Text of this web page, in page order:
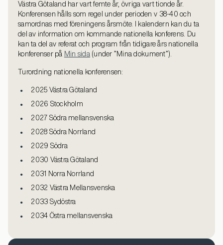
Västra Götaland har vart femte år, övriga vart tionde år.
Konferensen hålls som regel under perioden v 38-40 och
samordnas med föreningens årsmöte. I kalendern kan du ta
del av information om kommande nationella konferens. Du
kan ta del av referat och program från tidigare års nationella
konferenser på Min sida (under ”Mina dokument”).
Turordning nationella konferensen:
2025 Västra Götaland
2026 Stockholm
2027 Södra mellansvenska
2028 Södra Norrland
2029 Södra
2030 Västra Götaland
2031 Norra Norrland
2032 Västra Mellansvenska
2033 Sydöstra
2034 Östra mellansvenska